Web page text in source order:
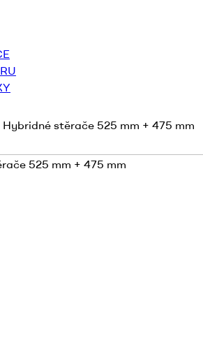
Hybridné stěrače 525 mm + 475 mm